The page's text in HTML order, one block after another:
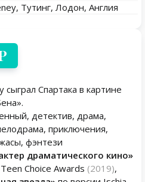
Тутинг, Лодон, Англия
сыграл Спартака в картине
детектив, драма,
приключения,
фэнтези
драматического кино»
Choice Awards (2019),